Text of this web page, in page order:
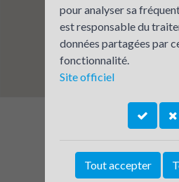
pour analyser sa
est responsable du
données partagées par
fonctionnalité.
Site officiel
Tout accepter